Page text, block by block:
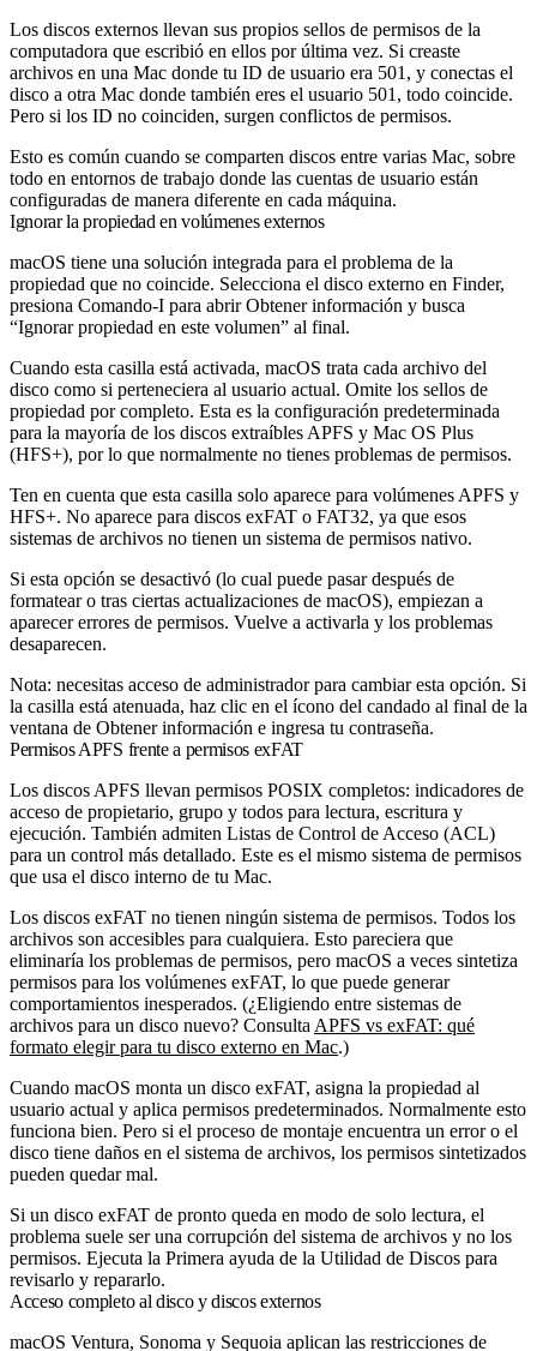
Los discos externos llevan sus propios sellos de permisos de la
computadora que escribió en ellos por última vez. Si creaste
archivos en una Mac donde tu ID de usuario era 501, y conectas el
disco a otra Mac donde también eres el usuario 501, todo coincide.
Pero si los ID no coinciden, surgen conflictos de permisos.
Esto es común cuando se comparten discos entre varias Mac, sobre
todo en entornos de trabajo donde las cuentas de usuario están
configuradas de manera diferente en cada máquina.
Ignorar la propiedad en volúmenes externos
macOS tiene una solución integrada para el problema de la
propiedad que no coincide. Selecciona el disco externo en Finder,
presiona Comando-I para abrir Obtener información y busca
“Ignorar propiedad en este volumen” al final.
Cuando esta casilla está activada, macOS trata cada archivo del
disco como si perteneciera al usuario actual. Omite los sellos de
propiedad por completo. Esta es la configuración predeterminada
para la mayoría de los discos extraíbles APFS y Mac OS Plus
(HFS+), por lo que normalmente no tienes problemas de permisos.
Ten en cuenta que esta casilla solo aparece para volúmenes APFS y
HFS+. No aparece para discos exFAT o FAT32, ya que esos
sistemas de archivos no tienen un sistema de permisos nativo.
Si esta opción se desactivó (lo cual puede pasar después de
formatear o tras ciertas actualizaciones de macOS), empiezan a
aparecer errores de permisos. Vuelve a activarla y los problemas
desaparecen.
Nota: necesitas acceso de administrador para cambiar esta opción. Si
la casilla está atenuada, haz clic en el ícono del candado al final de la
ventana de Obtener información e ingresa tu contraseña.
Permisos APFS frente a permisos exFAT
Los discos APFS llevan permisos POSIX completos: indicadores de
acceso de propietario, grupo y todos para lectura, escritura y
ejecución. También admiten Listas de Control de Acceso (ACL)
para un control más detallado. Este es el mismo sistema de permisos
que usa el disco interno de tu Mac.
Los discos exFAT no tienen ningún sistema de permisos. Todos los
archivos son accesibles para cualquiera. Esto pareciera que
eliminaría los problemas de permisos, pero macOS a veces sintetiza
permisos para los volúmenes exFAT, lo que puede generar
comportamientos inesperados. (¿Eligiendo entre sistemas de
archivos para un disco nuevo? Consulta APFS vs exFAT: qué
formato elegir para tu disco externo en Mac.)
Cuando macOS monta un disco exFAT, asigna la propiedad al
usuario actual y aplica permisos predeterminados. Normalmente esto
funciona bien. Pero si el proceso de montaje encuentra un error o el
disco tiene daños en el sistema de archivos, los permisos sintetizados
pueden quedar mal.
Si un disco exFAT de pronto queda en modo de solo lectura, el
problema suele ser una corrupción del sistema de archivos y no los
permisos. Ejecuta la Primera ayuda de la Utilidad de Discos para
revisarlo y repararlo.
Acceso completo al disco y discos externos
macOS Ventura, Sonoma y Sequoia aplican las restricciones de